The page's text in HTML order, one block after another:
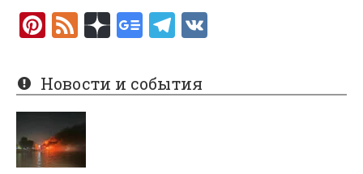
Pi
er
es
t
F
e
d
Новости и события